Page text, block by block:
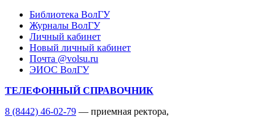
Библиотека ВолГУ
Журналы ВолГУ
Личный кабинет
Новый личный кабинет
Почта @volsu.ru
ЭИОС ВолГУ
ТЕЛЕФОННЫЙ СПРАВОЧНИК
8 (8442) 46-02-79 — приемная ректора,